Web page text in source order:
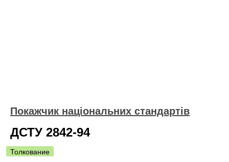
Покажчик національних стандартів
ДСТУ 2842-94
Толкование